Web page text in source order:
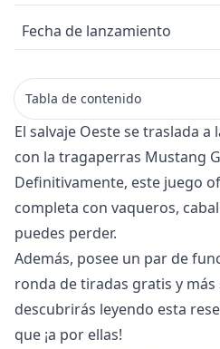
Fecha de lanzamiento
El salvaje Oeste se traslada
con la tragaperras Mustang
Definitivamente, este juego
completa con vaqueros,
puedes perder.
Además, posee un par de
ronda de tiradas gratis y
descubrirás leyendo esta
que ¡a por ellas!
Tabla de contenido